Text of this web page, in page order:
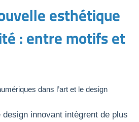
esthétique
: entre motifs et
dans l’art et le design
design innovant intègrent de plus